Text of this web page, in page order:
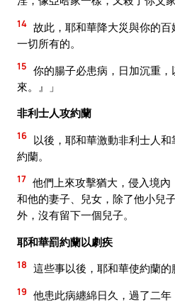
14 故此，耶和華降大災與你的
一切所有的。
15 你的腸子必患病，日加沉重
來。』」
非利士人攻約蘭
16 以後，耶和華激動非利士人
約蘭。
17 他們上來攻擊猶大，侵入境
和他的妻子、兒女，除了他小兒
外，沒有留下一個兒子。
耶和華罰約蘭以劇疾
18 這些事以後，耶和華使約蘭的
19 他患此病纏綿日久，過了二